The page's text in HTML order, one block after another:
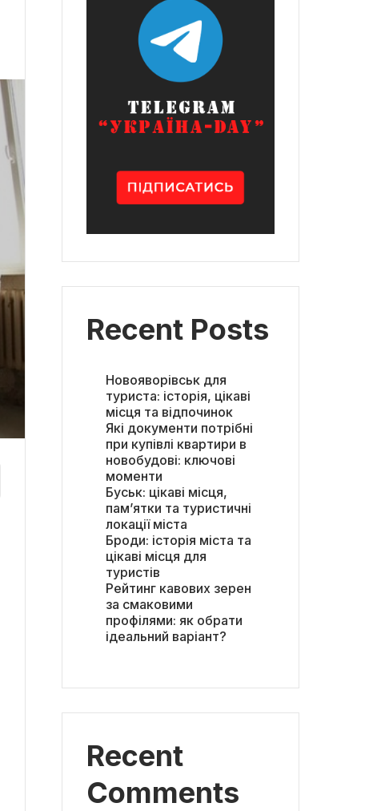
Recent Posts
Новояворівськ для
туриста: історія, цікаві
місця та відпочинок
Які документи потрібні
при купівлі квартири в
новобудові: ключові
моменти
Буськ: цікаві місця,
пам’ятки та туристичні
локації міста
Броди: історія міста та
цікаві місця для
туристів
Рейтинг кавових зерен
за смаковими
профілями: як обрати
ідеальний варіант?
Recent
Comments